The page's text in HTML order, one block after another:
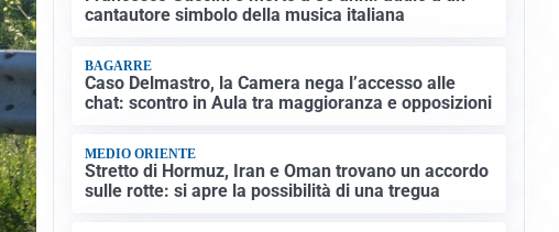
cantautore simbolo della musica italiana
BAGARRE
Caso Delmastro, la Camera nega l’accesso alle
chat: scontro in Aula tra maggioranza e opposizioni
MEDIO ORIENTE
Stretto di Hormuz, Iran e Oman trovano un accordo
sulle rotte: si apre la possibilità di una tregua